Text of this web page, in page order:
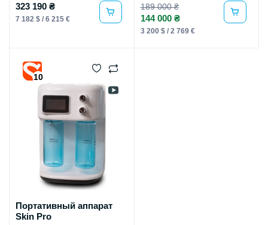
323 190 ₴
7 182 $ / 6 215 €
189 000 ₴
144 000 ₴
3 200 $ / 2 769 €
10
Портативный аппарат
Skin Pro